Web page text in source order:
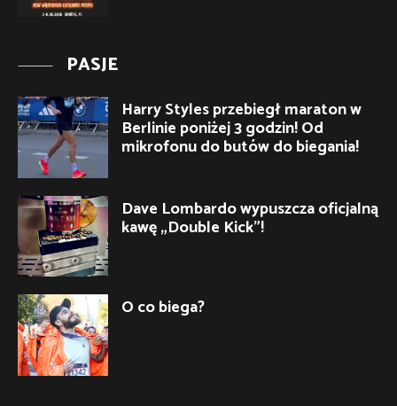
PASJE
Harry Styles przebiegł maraton w
Berlinie poniżej 3 godzin! Od
mikrofonu do butów do biegania!
Dave Lombardo wypuszcza oficjalną
kawę „Double Kick”!
O co biega?